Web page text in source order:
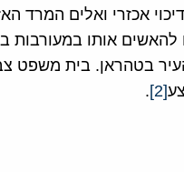
אכזרי ואלים המרד
אותו במעורבות
בטהראן. בית משפט
[2]
.